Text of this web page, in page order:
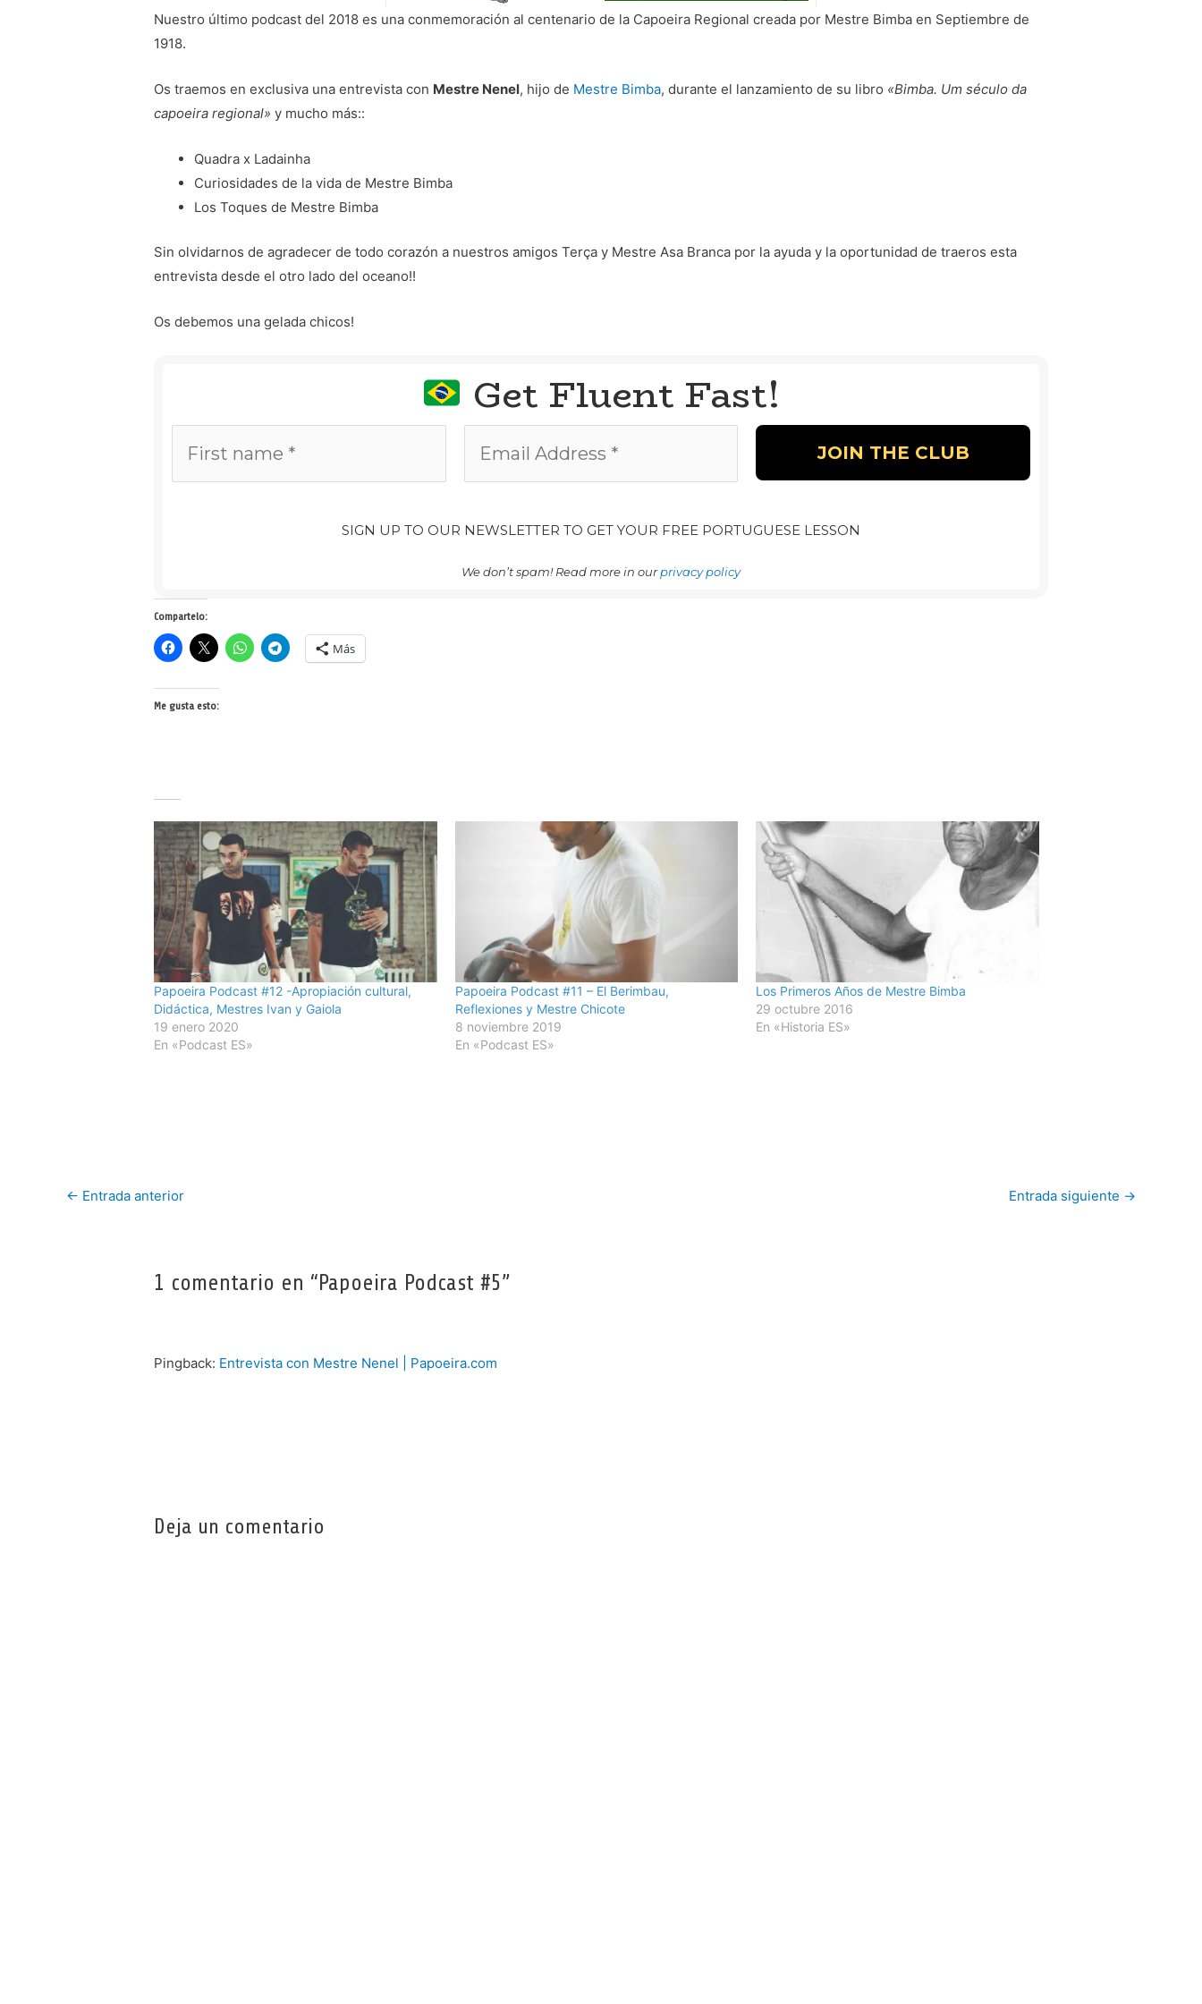
Nuestro último podcast del 2018 es una conmemoración al centenario de la Capoeira Regional creada por Mestre Bimba en Septiembre de
1918.
Os traemos en exclusiva una entrevista con Mestre Nenel, hijo de Mestre Bimba, durante el lanzamiento de su libro «Bimba. Um século da
capoeira regional» y mucho más::
Quadra x Ladainha
Curiosidades de la vida de Mestre Bimba
Los Toques de Mestre Bimba
Sin olvidarnos de agradecer de todo corazón a nuestros amigos Terça y Mestre Asa Branca por la ayuda y la oportunidad de traeros esta
entrevista desde el otro lado del oceano!!
Os debemos una gelada chicos!
Get Fluent Fast!
SIGN UP TO OUR NEWSLETTER TO GET YOUR FREE PORTUGUESE LESSON
We don’t spam! Read more in ourprivacy policy
Compartelo:
Más
Me gusta esto:
Papoeira Podcast #12 -Apropiación cultural,
Didáctica, Mestres Ivan y Gaiola
19 enero 2020
En «Podcast ES»
Papoeira Podcast #11 – El Berimbau,
Reflexiones y Mestre Chicote
8 noviembre 2019
En «Podcast ES»
Los Primeros Años de Mestre Bimba
29 octubre 2016
En «Historia ES»
← Entrada anterior Entrada siguiente →
1 comentario en “Papoeira Podcast #5”
Pingback: Entrevista con Mestre Nenel | Papoeira.com
Deja un comentario